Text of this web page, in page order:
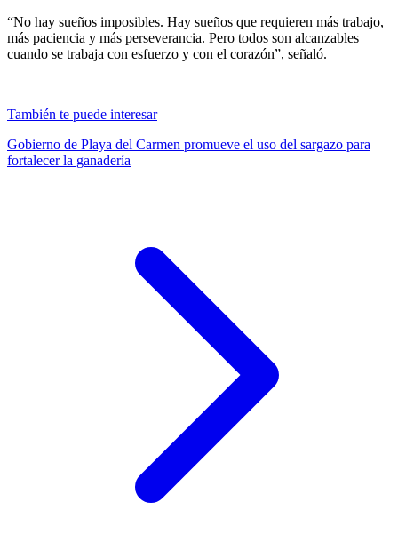
“No hay sueños imposibles. Hay sueños que requieren más trabajo,
más paciencia y más perseverancia. Pero todos son alcanzables
cuando se trabaja con esfuerzo y con el corazón”, señaló.
También te puede interesar
Gobierno de Playa del Carmen promueve el uso del sargazo para
fortalecer la ganadería